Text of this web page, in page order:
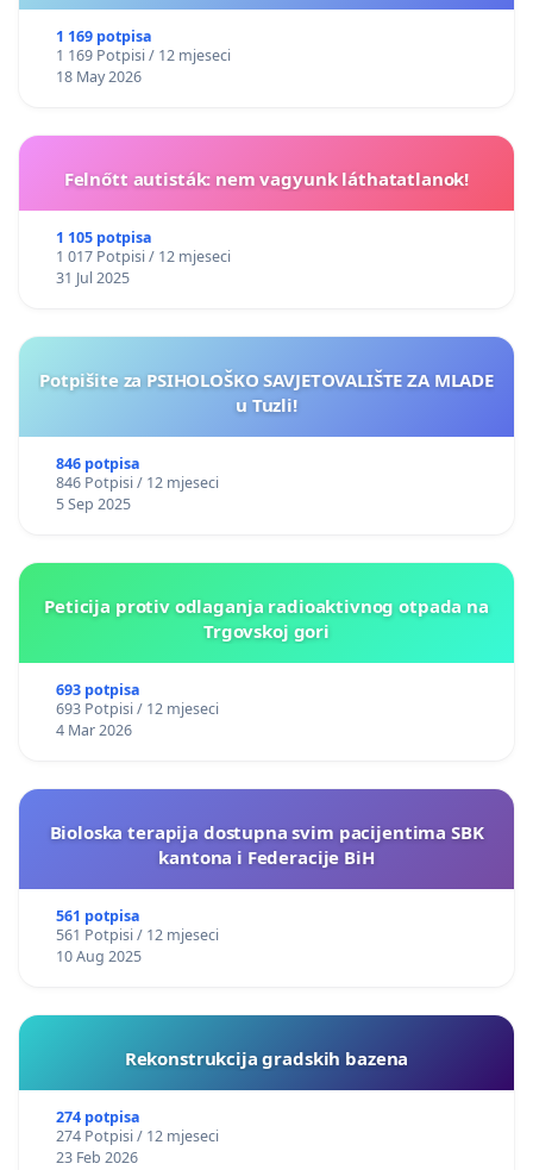
1 169 potpisa
1 169 Potpisi / 12 mjeseci
18 May 2026
Felnőtt autisták: nem vagyunk láthatatlanok!
1 105 potpisa
1 017 Potpisi / 12 mjeseci
31 Jul 2025
Potpišite za PSIHOLOŠKO SAVJETOVALIŠTE ZA MLADE
u Tuzli!
846 potpisa
846 Potpisi / 12 mjeseci
5 Sep 2025
Peticija protiv odlaganja radioaktivnog otpada na
Trgovskoj gori
693 potpisa
693 Potpisi / 12 mjeseci
4 Mar 2026
Bioloska terapija dostupna svim pacijentima SBK
kantona i Federacije BiH
561 potpisa
561 Potpisi / 12 mjeseci
10 Aug 2025
Rekonstrukcija gradskih bazena
274 potpisa
274 Potpisi / 12 mjeseci
23 Feb 2026